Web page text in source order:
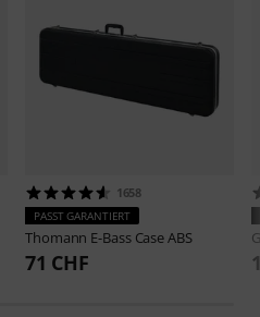
1658
PASST GARANTIERT
Thomann E-Bass Case ABS
71 CHF